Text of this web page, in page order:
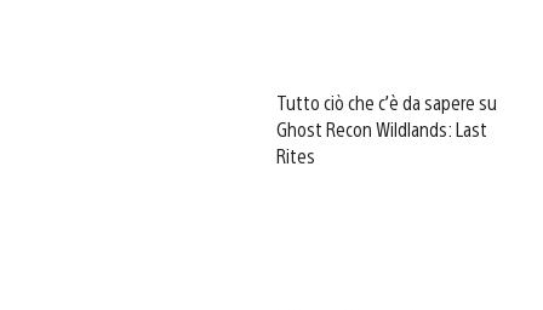
Tutto ciò che c’è da sapere su
Ghost Recon Wildlands: Last
Rites